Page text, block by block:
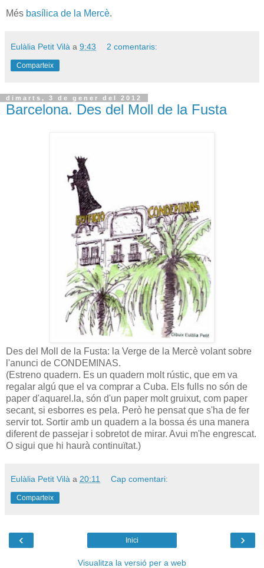
Més basílica de la Mercè.
Eulàlia Petit Vilà a 9:43 2 comentaris:
Comparteix
dimarts, 3 de gener del 2012
Barcelona. Des del Moll de la Fusta
Des del Moll de la Fusta: la Verge de la Mercè volant sobre
l'anunci de CONDEMINAS.
(Estreno quadern. Es un quadern molt rústic, que em va
regalar algú que el va comprar a Cuba. Els fulls no són de
paper d'aquarel.la, són d'un paper molt gruixut, com paper
secant, si esborres es pela. Però he pensat que s'ha de fer
servir tot. Sortir amb un quadern a la bossa és una manera
diferent de passejar i sobretot de mirar. Avui m'he engrescat.
O sigui que hi haurà continuïtat.)
Eulàlia Petit Vilà a 20:11 Cap comentari:
Comparteix
‹ ›
Inici
Visualitza la versió per a web